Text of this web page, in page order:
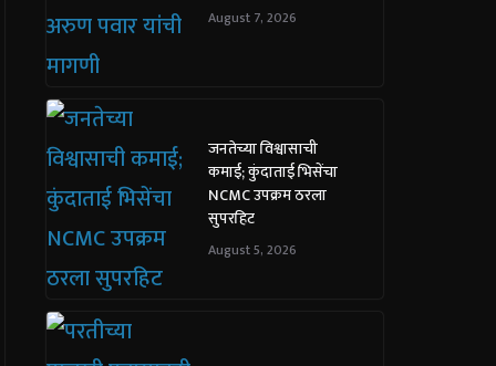
August 7, 2026
जनतेच्या विश्वासाची
कमाई; कुंदाताई भिसेंचा
NCMC उपक्रम ठरला
सुपरहिट
August 5, 2026